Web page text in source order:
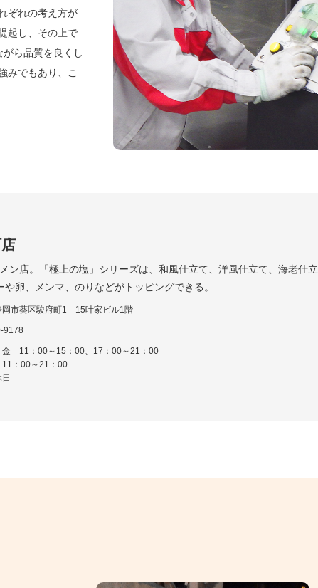
ぞれの考え方が
起し、その上で
ら品質を良くし
みでもあり、こ
ン店。「極上の塩」シリーズは、和風仕立て、洋風仕立て、海老仕立
卵、メンマ、のりなどがトッピングできる。
岡市葵区駿府町1－15叶家ビル1階
9178
金 11：00～15：00、17：00～21：00
：00～21：00